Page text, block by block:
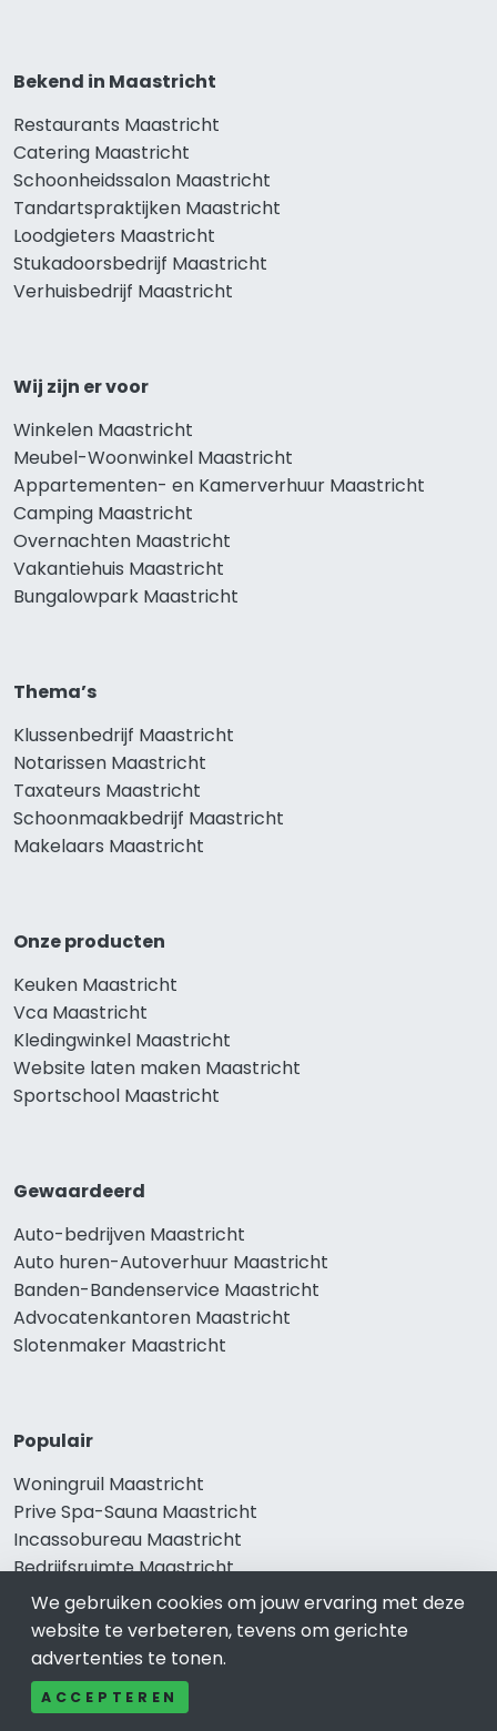
Bekend in Maastricht
Restaurants Maastricht
Catering Maastricht
Schoonheidssalon Maastricht
Tandartspraktijken Maastricht
Loodgieters Maastricht
Stukadoorsbedrijf Maastricht
Verhuisbedrijf Maastricht
Wij zijn er voor
Winkelen Maastricht
Meubel-Woonwinkel Maastricht
Appartementen- en Kamerverhuur Maastricht
Camping Maastricht
Overnachten Maastricht
Vakantiehuis Maastricht
Bungalowpark Maastricht
Thema’s
Klussenbedrijf Maastricht
Notarissen Maastricht
Taxateurs Maastricht
Schoonmaakbedrijf Maastricht
Makelaars Maastricht
Onze producten
Keuken Maastricht
Vca Maastricht
Kledingwinkel Maastricht
Website laten maken Maastricht
Sportschool Maastricht
Gewaardeerd
Auto-bedrijven Maastricht
Auto huren-Autoverhuur Maastricht
Banden-Bandenservice Maastricht
Advocatenkantoren Maastricht
Slotenmaker Maastricht
Populair
Woningruil Maastricht
Prive Spa-Sauna Maastricht
Incassobureau Maastricht
Bedrijfsruimte Maastricht
Ongediertebestrijding Maastricht
We gebruiken cookies om jouw ervaring met deze
website te verbeteren, tevens om gerichte
advertenties te tonen.
ACCEPTEREN